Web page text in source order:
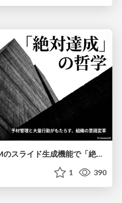
（15枚）NotebookLMのスライド生成機能で「絶対達成」「予材管理」「大量行動」の重要性を解説してもらう
1 390